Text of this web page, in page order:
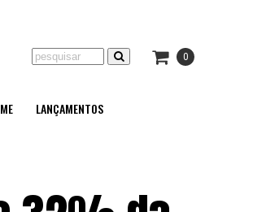
0
LANÇAMENTOS